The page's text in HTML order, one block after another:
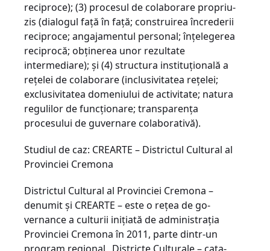
reciproce); (3) procesul de colaborare propriu-
zis (dialogul faţă în faţă; construirea încrederii
reciproce; angajamentul personal; înţelegerea
reciprocă; obţinerea unor rezultate
intermediare); şi (4) structura instituţională a
reţelei de colaborare (inclusivitatea reţelei;
exclusivitatea domeniului de activitate; natura
regulilor de funcţionare; transparenţa
procesului de guvernare cola­borativă).
Studiul de caz: CREARTE – Districtul Cultural al
Provinciei Cremona
Districtul Cultural al Provinciei Cremona –
denumit şi CREARTE – este o reţea de go­
vernance a culturii iniţiată de administraţia
Provinciei Cremona în 2011, parte dintr-un